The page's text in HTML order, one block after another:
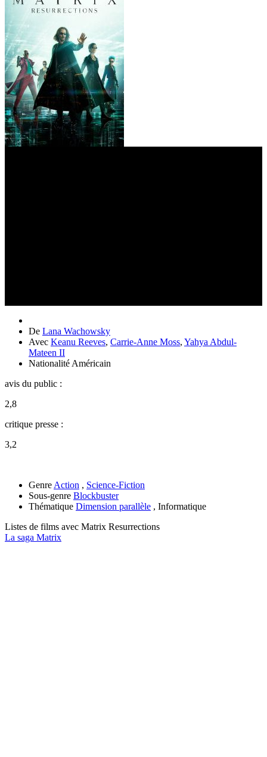
De Lana Wachowsky
Avec Keanu Reeves, Carrie-Anne Moss, Yahya Abdul-
Mateen II
Nationalité Américain
avis du public :
2,8
critique presse :
3,2
Genre Action , Science-Fiction
Sous-genre Blockbuster
Thématique Dimension parallèle , Informatique
Listes de films avec Matrix Resurrections
La saga Matrix